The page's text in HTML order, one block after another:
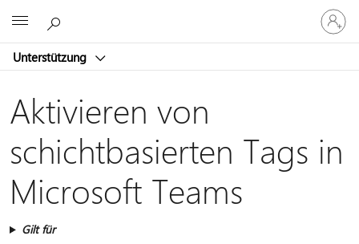
Unterstützung
Bei
Ihrem
Konto
Aktivieren von
schichtbasierten Tags in
Microsoft Teams
Gilt für